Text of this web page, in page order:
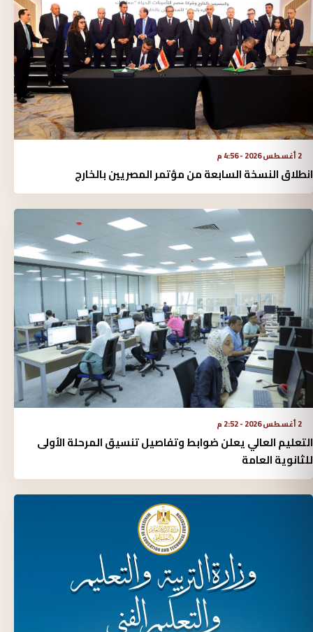
2 أغسطس 2026 - 4:56 م
انطلاق النسخة السابعة من مؤتمر المصريين بالخارج
2 أغسطس 2026 - 2:52 م
التعليم العالي يعلن ضوابط وتفاصيل تنسيق المرحلة الأولى
للثانوية العامة